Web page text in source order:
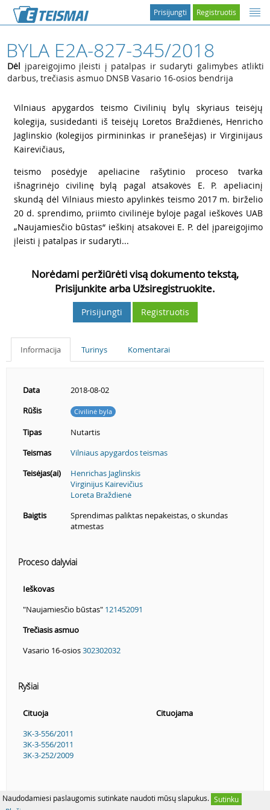
Naudodamiesi paslaugomis sutinkate naudoti mūsų slapukus. Sutinku
Registruotis
Prisijungti
BYLA E2A-827-345/2018
Dėl įpareigojimo įleisti į patalpas ir sudaryti galimybes atlikti
darbus, trečiasis asmuo DNSB Vasario 16-osios bendrija
Vilniaus apygardos teismo Civilinių bylų skyriaus teisėjų
kolegija, susidedanti iš teisėjų Loretos Braždienės, Henricho
Jaglinskio (kolegijos pirmininkas ir pranešėjas) ir Virginijaus
Kairevičiaus,
teismo posėdyje apeliacine rašytinio proceso tvarka
išnagrinėjo civilinę bylą pagal atsakovės E. P. apeliacinį
skundą dėl Vilniaus miesto apylinkės teismo 2017 m. birželio
20 d. sprendimo, priimto civilinėje byloje pagal ieškovės UAB
„Naujamiesčio būstas“ ieškinį atsakovei E. P. dėl įpareigojimo
įleisti į patalpas ir sudaryti...
Norėdami peržiūrėti visą dokumento tekstą,
Prisijunkite arba Užsiregistruokite.
Prisijungti Registruotis
Informacija Turinys Komentarai
Data
2018-08-02
Rūšis
Civilinė byla
Tipas
Nutartis
Teismas
Vilniaus apygardos teismas
Teisėjas(ai)
Henrichas Jaglinskis
Virginijus Kairevičius
Loreta Braždienė
Baigtis
Sprendimas paliktas nepakeistas, o skundas
atmestas
Proceso dalyviai
Ieškovas
"Naujamiesčio būstas" 121452091
Trečiasis asmuo
Vasario 16-osios302302032
Ryšiai
Cituoja
Cituojama
3K-3-556/2011
3K-3-556/2011
3K-3-252/2009